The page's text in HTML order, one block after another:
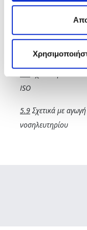
υποχρέωσης
5.7Σχετικά με
προγράμματος
ISO
5.9Σχετικά με
νοσηλευτηρίου